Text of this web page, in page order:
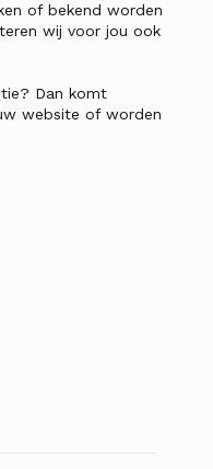
of bekend worden
wij voor jou ook
Dan komt
website of worden